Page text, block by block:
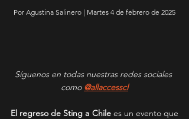
Por Agustina Salinero | Martes 4 de febrero de 2025
Síguenos en todas nuestras redes sociales
como @allaccesscl
El regreso de Sting a Chile es un evento que